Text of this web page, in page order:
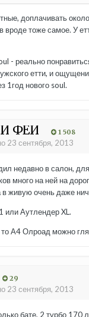
доплачивать
вроде тоже самое. У
- реально
етти, и
1год нового soul.
ФЕЙ 1 508
23 сентября, 2013
недавно в салон,
много на ней на
в живую очень даже
Аутлендер XL.
А4 Олроад можно
29
23 сентября, 2013
бате, 2 турбо 170